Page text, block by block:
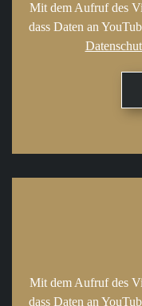
Mit dem Aufruf des
dass Daten an
Mit dem Aufruf des
dass Daten an